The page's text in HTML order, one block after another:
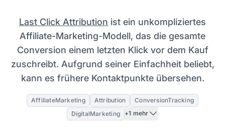
Last Click Attribution ist ein unkompliziertes
Affiliate-Marketing-Modell, das die gesamte
Conversion einem letzten Klick vor dem Kauf
zuschreibt. Aufgrund seiner Einfachheit beliebt,
kann es frühere Kontaktpunkte übersehen.
AffiliateMarketing Attribution
ConversionTracking
DigitalMarketing
+1 mehr